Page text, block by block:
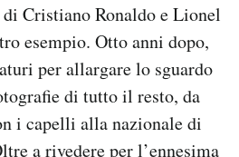
Cristiano Ronaldo e Lionel
esempio. Otto anni dopo,
per allargare lo sguardo
di tutto il resto, da
i capelli alla nazionale di
a rivedere per l’ennesima